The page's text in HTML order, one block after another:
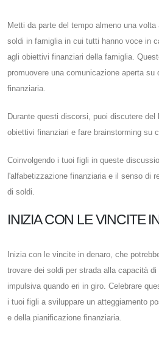
Metti da parte del tempo almeno una
soldi in famiglia in cui tutti hanno voce in
agli obiettivi finanziari della famiglia.
promuovere una comunicazione aperta su
finanziaria.
Durante questi discorsi, puoi discutere
obiettivi finanziari e fare brainstorming su
Coinvolgendo i tuoi figli in queste
l'alfabetizzazione finanziaria e il senso di
di soldi.
INIZIA CON LE VINCITE
Inizia con le vincite in denaro, che
trovare dei soldi per strada alla capacità
impulsiva quando eri in giro. Celebrare
i tuoi figli a sviluppare un atteggiamento
e della pianificazione finanziaria.